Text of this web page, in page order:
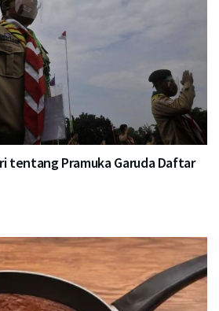
tentang Pramuka Garuda Daftar